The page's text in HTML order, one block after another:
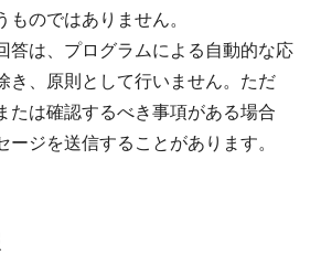
ものではありません。
答は、プログラムによる自動的な応
き、原則として行いません。ただ
たは確認するべき事項がある場合
ージを送信することがあります。